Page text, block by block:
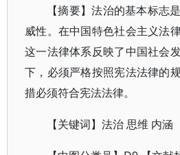
【摘要】法治的基本标志
威性。在中国特色社会主义法
这一法律体系反映了中国社会
下，必须严格按照宪法法律的
措必须符合宪法法律。
【关键词】法治 思维 内涵